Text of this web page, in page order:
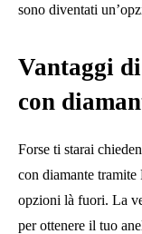
sono diventati
Vantaggi
con
Forse ti starai
con diamante tramite
opzioni là fuori. La
per ottenere il tuo